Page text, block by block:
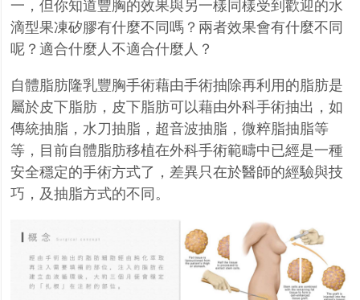
一，但你知道豐胸的效果與另一樣同樣受到歡迎的水
滴型果凍矽膠有什麼不同嗎？兩者效果會有什麼不同
呢？適合什麼人不適合什麼人？
自體脂肪隆乳豐胸手術藉由手術抽除再利用的脂肪是
屬於皮下脂肪，皮下脂肪可以藉由外科手術抽出，如
傳統抽脂，水刀抽脂，超音波抽脂，微粹脂抽脂等
等，目前自體脂肪移植在外科手術範疇中已經是一種
安全穩定的手術方式了，差異只在於醫師的經驗與技
巧，及抽脂方式的不同。